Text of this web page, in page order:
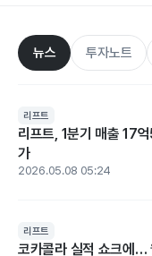
뉴스 투자노트
리프트
리프트, 1분기 매출 17
가
2026.05.08 05:24
리프트
코카콜라 실적 쇼크에…